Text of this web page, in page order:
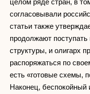
согласовывали
статьи также
продолжают
структуры, и олигарх
распоряжаться по
есть «готовые схемы,
Наконец,